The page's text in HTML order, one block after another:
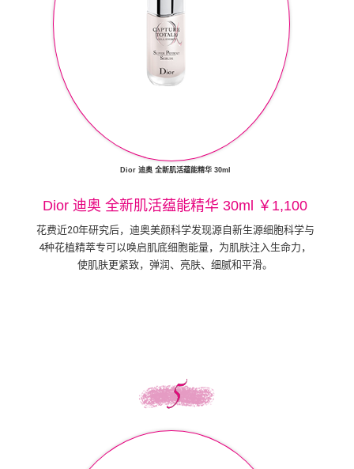
Dior 迪奥 全新肌活蕴能精华 30ml
Dior 迪奥 全新肌活蕴能精华 30ml ￥1,100
花费近20年研究后，迪奥美颜科学发现源自新生源细胞科学与
4种花植精萃专可以唤启肌底细胞能量，为肌肤注入生命力，
使肌肤更紧致，弹润、亮肤、细腻和平滑。